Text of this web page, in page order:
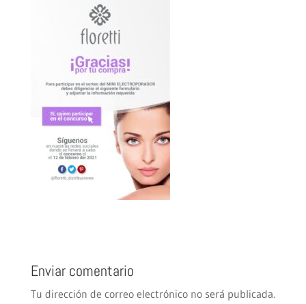
Enviar comentario
Tu dirección de correo electrónico no será publicada.